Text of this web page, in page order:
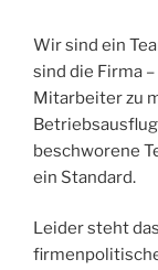
Wir sind ein
sind die Firma
Mitarbeiter zu
beschworene
ein Standard.
Leider steht